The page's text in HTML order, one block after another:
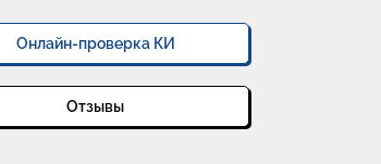
Онлайн-проверка КИ
Отзывы